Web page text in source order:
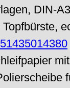
DIN-A3
Topfbürste,